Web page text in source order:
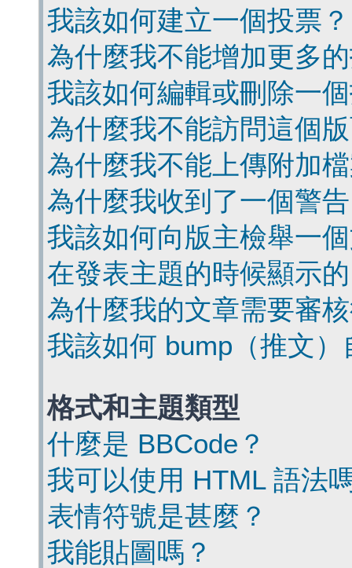
我該如何建立一個投票？
為什麼我不能增加更多
我該如何編輯或刪除一
為什麼我不能訪問這個
為什麼我不能上傳附加
為什麼我收到了一個警
我該如何向版主檢舉一
在發表主題的時候顯示
為什麼我的文章需要審
我該如何 bump（推文
格式和主題類型
什麼是 BBCode？
我可以使用 HTML 語法
表情符號是甚麼？
我能貼圖嗎？